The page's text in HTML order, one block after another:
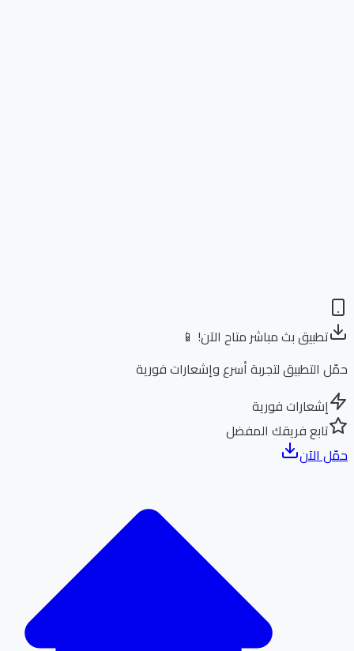
تطبيق بث مباشر متاح الآن! 📱
التطبيق لتجربة أسرع وإشعارات فورية
إشعارات فورية
تابع فريقك المفضل
الآن